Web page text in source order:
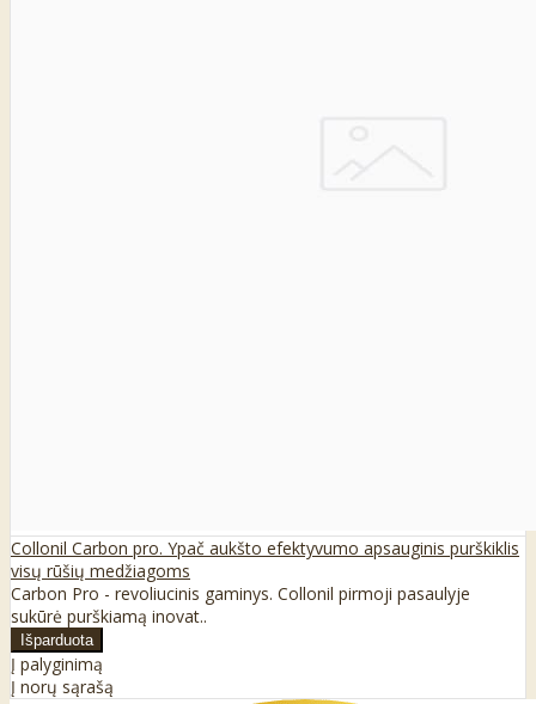
Collonil Carbon pro. Ypač aukšto efektyvumo apsauginis purškiklis
visų rūšių medžiagoms
Carbon Pro - revoliucinis gaminys. Collonil pirmoji pasaulyje
sukūrė purškiamą inovat..
Į palyginimą
Į norų sąrašą